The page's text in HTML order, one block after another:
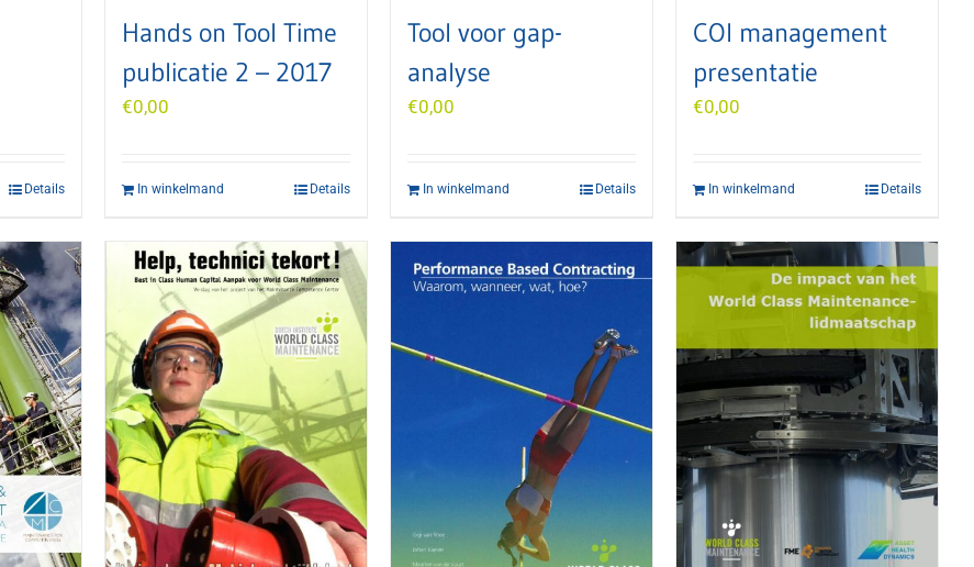
Details
Hands on Tool Time
publicatie 2 – 2017
€0,00
In winkelmand Details
Tool voor gap-
analyse
€0,00
In winkelmand Details
COI management
presentatie
€0,00
In winkelmand Details